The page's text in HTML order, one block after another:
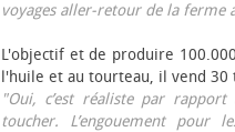
voyages aller-retour de la
L'objectif et de produire
l'huile et au tourteau, il vend
"Oui, c’est réaliste par
toucher. L’engouement